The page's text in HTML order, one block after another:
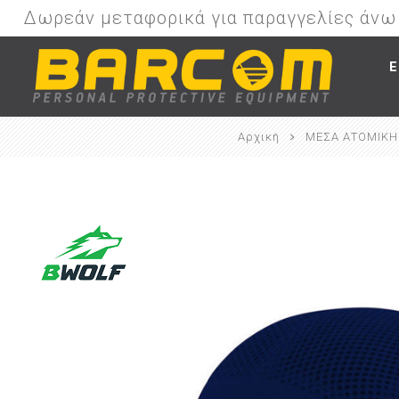
Δωρεάν μεταφορικά για παραγγελίες
Αρχική ΜΕΣΑ